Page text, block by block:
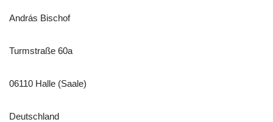
András Bischof
Turmstraße 60a
06110 Halle (Saale)
Deutschland